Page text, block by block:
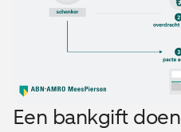
Een bankgift doen